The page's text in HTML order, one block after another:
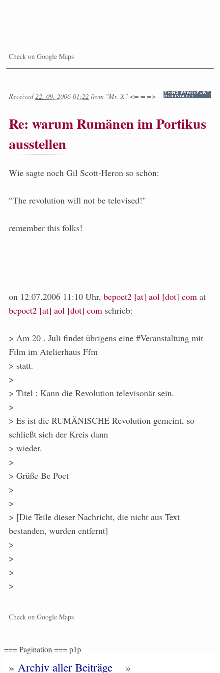
Check on Google Maps
Received22. 09. 2006 01:22 from "Mr. X" <= = =>
Re: warum Rumänen im Portikus
ausstellen
Wie sagte noch Gil Scott-Heron so schön:
“The revolution will not be televised!"
remember this folks!
on 12.07.2006 11:10 Uhr, bepoet2 [at] aol [dot] com at
bepoet2 [at] aol [dot] com schrieb:
> Am 20 . Juli findet übrigens eine #Veranstaltung mit
Film im Atelierhaus Ffm
> statt.
>
> Titel : Kann die Revolution televisonär sein.
>
> Es ist die RUMÄNISCHE Revolution gemeint, so
schließt sich der Kreis dann
> wieder.
>
> Grüße Be Poet
>
>
> [Die Teile dieser Nachricht, die nicht aus Text
bestanden, wurden entfernt]
>
>
>
>
Check on Google Maps
=== Pagination === p1p
» Archiv aller Beiträge
»